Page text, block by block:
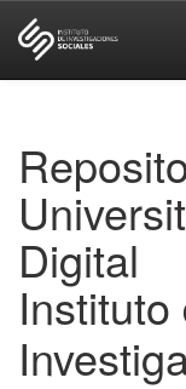
Digital
Instituto